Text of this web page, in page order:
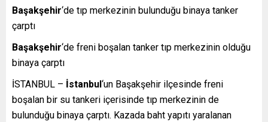
Başakşehir‘de tıp merkezinin bulunduğu binaya tanker
çarptı
Başakşehir‘de freni boşalan tanker tıp merkezinin olduğu
binaya çarptı
İSTANBUL – İstanbul‘un Başakşehir ilçesinde freni
boşalan bir su tankeri içerisinde tıp merkezinin de
bulunduğu binaya çarptı. Kazada baht yapıtı yaralanan